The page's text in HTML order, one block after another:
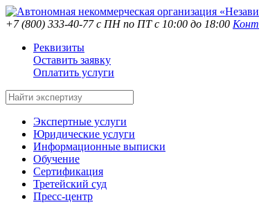
+7 (800) 333-40-77с ПН по ПТ с 10:00 до 18:00
Реквизиты
Оставить заявку
Оплатить услуги
Экспертные услуги
Юридические услуги
Информационные выписки
Обучение
Сертификация
Третейский суд
Пресс-центр